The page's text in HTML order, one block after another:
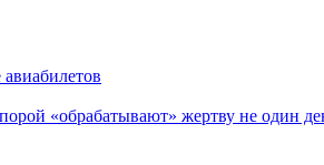
«обрабатывают» жертву не один